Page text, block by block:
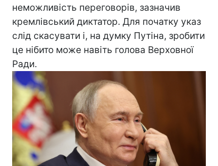
неможливість переговорів, зазначив
кремлівський диктатор. Для початку указ
слід скасувати і, на думку Путіна, зробити
це нібито може навіть голова Верховної
Ради.